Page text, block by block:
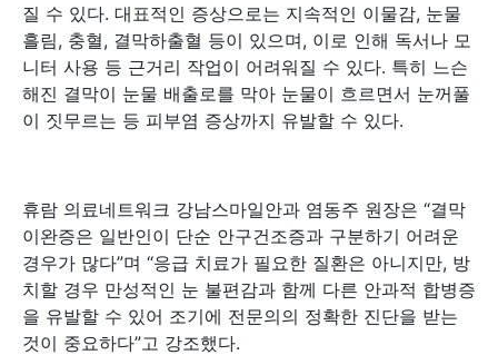
질 수 있다. 대표적인 증상으로는 지속적인 이물감, 눈물
흘림, 충혈, 결막하출혈 등이 있으며, 이로 인해 독서나 모
니터 사용 등 근거리 작업이 어려워질 수 있다. 특히 느슨
해진 결막이 눈물 배출로를 막아 눈물이 흐르면서 눈꺼풀
이 짓무르는 등 피부염 증상까지 유발할 수 있다.
휴람 의료네트워크 강남스마일안과 염동주 원장은 “결막
이완증은 일반인이 단순 안구건조증과 구분하기 어려운
경우가 많다”며 “응급 치료가 필요한 질환은 아니지만, 방
치할 경우 만성적인 눈 불편감과 함께 다른 안과적 합병증
을 유발할 수 있어 조기에 전문의의 정확한 진단을 받는
것이 중요하다”고 강조했다.